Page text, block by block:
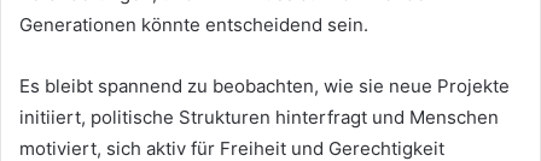
Generationen könnte entscheidend sein.
Es bleibt spannend zu beobachten, wie sie neue Projekte
initiiert, politische Strukturen hinterfragt und Menschen
motiviert, sich aktiv für Freiheit und Gerechtigkeit